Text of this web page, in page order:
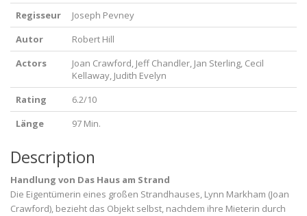
Regisseur
Joseph Pevney
Autor
Robert Hill
Actors
Joan Crawford, Jeff Chandler, Jan Sterling, Cecil
Kellaway, Judith Evelyn
Rating
6.2/10
Länge
97 Min.
Description
Handlung von Das Haus am Strand
Die Eigentümerin eines großen Strandhauses, Lynn Markham (Joan
Crawford), bezieht das Objekt selbst, nachdem ihre Mieterin durch